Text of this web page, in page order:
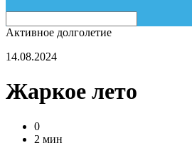
Активное долголетие
14.08.2024
Жаркое лето
0
2 мин